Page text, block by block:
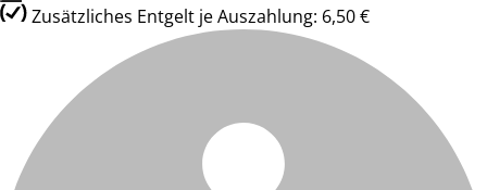
Zusätzliches Entgelt je Auszahlung: 6,50 €